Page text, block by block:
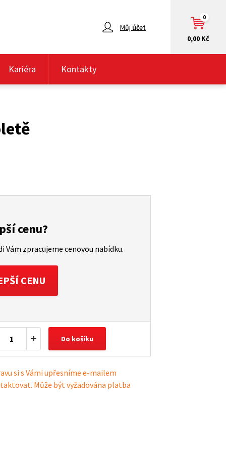
0,00 Kč
0
Můj účet
Kariéra Kontakty
cenu?
Vám zpracujeme cenovou nabídku.
CENU
Do košíku
si s Vámi upřesníme e-mailem
Může být vyžadována platba